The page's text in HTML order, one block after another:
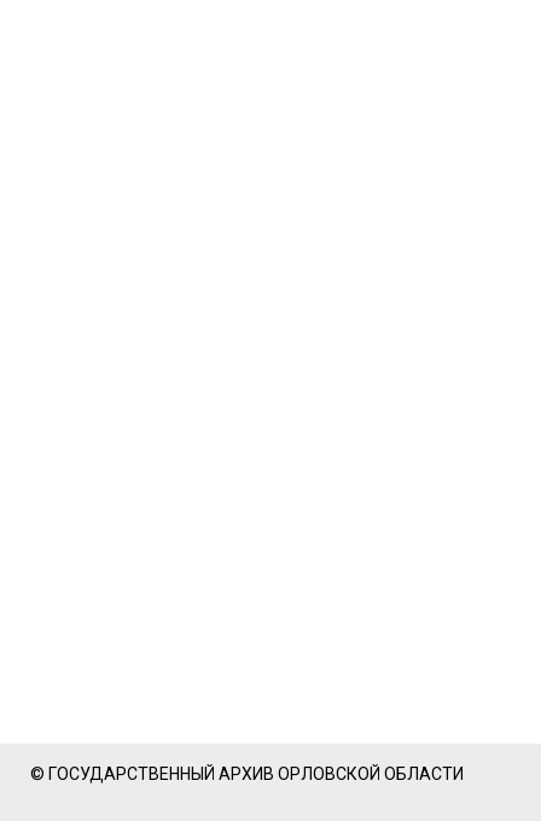
© ГОСУДАРСТВЕННЫЙ АРХИВ ОРЛОВСКОЙ ОБЛАСТИ